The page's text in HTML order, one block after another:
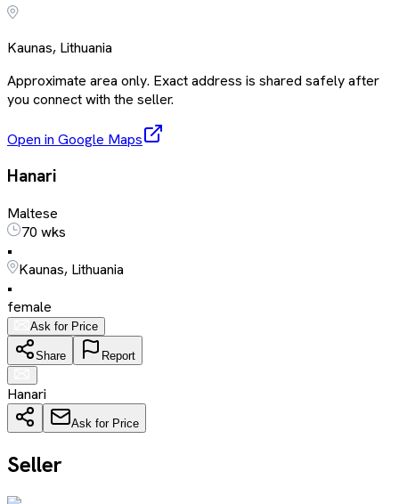
Kaunas, Lithuania
Approximate area only. Exact address is shared safely after
you connect with the seller.
Open in Google Maps
Hanari
Maltese
70 wks
•
Kaunas, Lithuania
•
female
Ask for Price
Share Report
Hanari
Ask for Price
Seller